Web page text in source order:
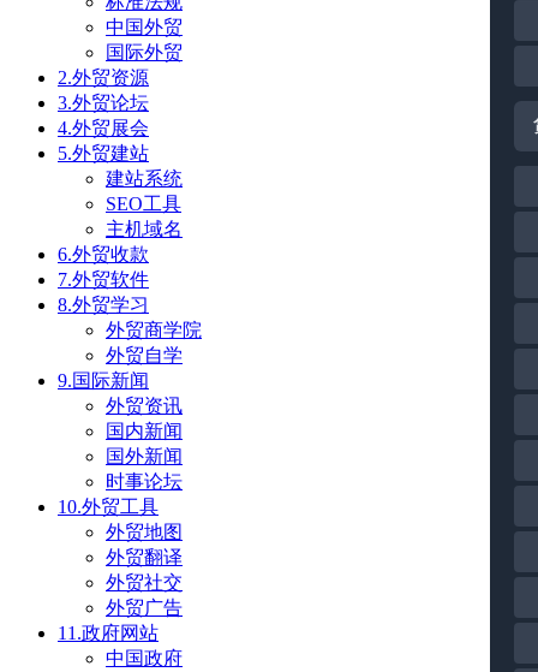
中国外贸
国际外贸
2.外贸资源
3.外贸论坛
4.外贸展会
5.外贸建站
建站系统
SEO工具
主机域名
6.外贸收款
7.外贸软件
8.外贸学习
外贸商学院
外贸自学
9.国际新闻
外贸资讯
国内新闻
国外新闻
时事论坛
10.外贸工具
外贸地图
外贸翻译
外贸社交
外贸广告
11.政府网站
中国政府